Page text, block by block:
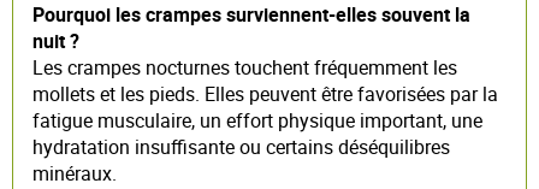
Pourquoi les crampes surviennent-elles souvent la
nuit ?
Les crampes nocturnes touchent fréquemment les
mollets et les pieds. Elles peuvent être favorisées par la
fatigue musculaire, un effort physique important, une
hydratation insuffisante ou certains déséquilibres
minéraux.